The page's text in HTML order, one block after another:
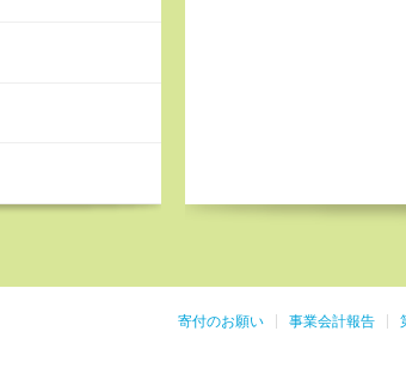
寄付のお願い 事業会計報告